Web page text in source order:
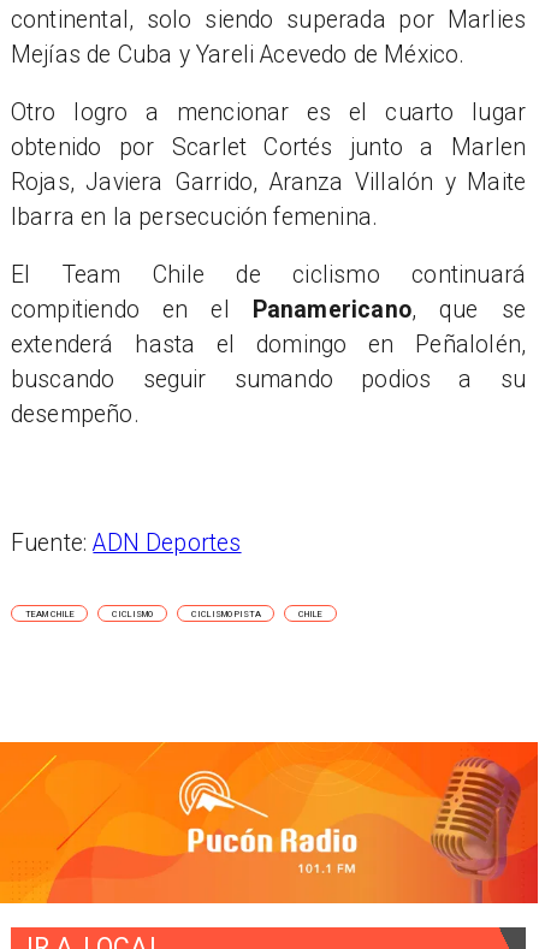
continental, solo siendo superada por Marlies
Mejías de Cuba y Yareli Acevedo de México.
Otro logro a mencionar es el cuarto lugar
obtenido por Scarlet Cortés junto a Marlen
Rojas, Javiera Garrido, Aranza Villalón y Maite
Ibarra en la persecución femenina.
El Team Chile de ciclismo continuará
compitiendo en el
Panamericano, que se
extenderá hasta el domingo en Peñalolén,
buscando seguir sumando podios a su
desempeño.
Fuente:ADN Deportes
TEAM CHILE CICLISMO CICLISMO PISTA CHILE